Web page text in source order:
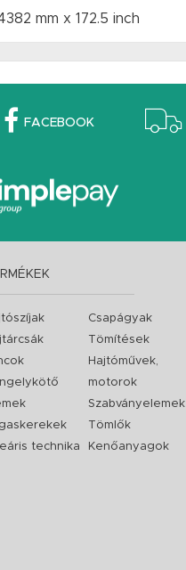
mm x 172.5 inch
FACEBOOK
technika
Csapágyak
Tömítések
Hajtóművek,
motorok
Szabványelemek
Tömlők
Kenőanyagok